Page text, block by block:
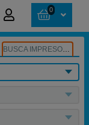
0
BUSCA IMPRESORA